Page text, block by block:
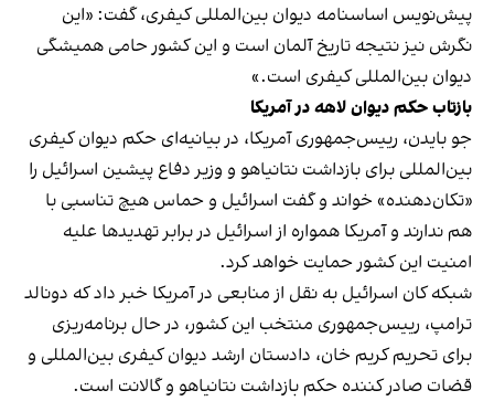
پیش‌نویس اساسنامه دیوان بین‌المللی کیفری، گفت: «این
نگرش نیز نتیجه تاریخ آلمان است و این کشور حامی همیشگی
دیوان بین‌المللی کیفری است.»
بازتاب حکم دیوان لاهه در آمریکا
جو بایدن، رییس‌جمهوری آمریکا، در بیانیه‌ای حکم دیوان کیفری
بین‌المللی برای بازداشت نتانیاهو و وزیر دفاع پیشین اسرائیل را
«تکان‌دهنده» خواند و گفت اسرائیل و حماس هیچ تناسبی با
هم ندارند و آمریکا همواره از اسرائیل در برابر تهدیدها علیه
امنیت این کشور حمایت خواهد کرد.
شبکه کان اسرائیل به نقل از منابعی در آمریکا خبر داد که دونالد
ترامپ، رییس‌جمهوری منتخب این کشور، در حال برنامه‌ریزی
برای تحریم کریم خان، دادستان ارشد دیوان کیفری بین‌المللی و
قضات صادر کننده حکم بازداشت نتانیاهو و گالانت است.